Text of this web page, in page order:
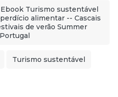
Turismo sustentável
alimentar -- Cascais
de verão Summer
Turismo sustentável